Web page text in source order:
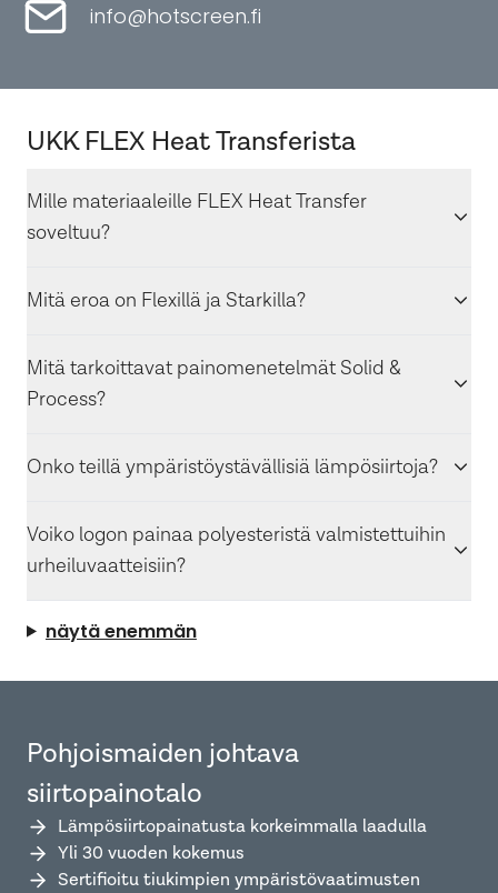
info@hotscreen.fi
UKK FLEX Heat Transferista
Mille materiaaleille FLEX Heat Transfer
soveltuu?
Mitä eroa on Flexillä ja Starkilla?
Mitä tarkoittavat painomenetelmät Solid &
Process?
Onko teillä ympäristöystävällisiä lämpösiirtoja?
Voiko logon painaa polyesteristä valmistettuihin
urheiluvaatteisiin?
näytä enemmän
Pohjoismaiden johtava
siirtopainotalo
Lämpösiirtopainatusta korkeimmalla laadulla
Yli 30 vuoden kokemus
Sertifioitu tiukimpien ympäristövaatimusten